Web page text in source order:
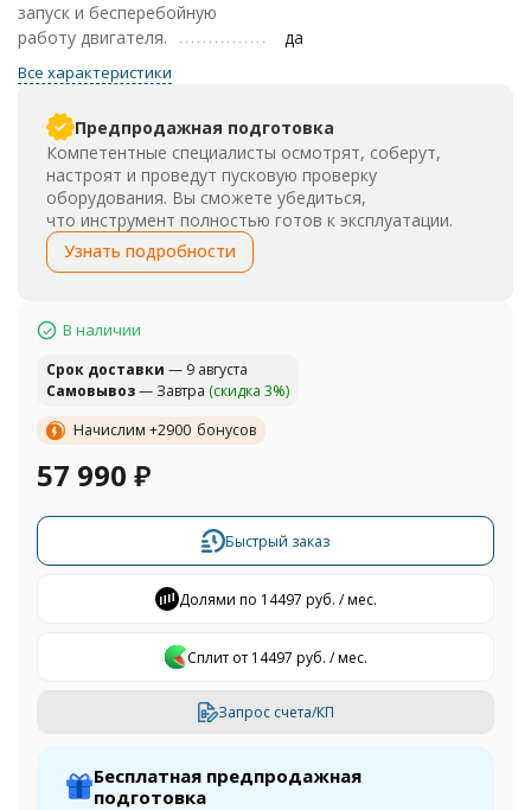
запуск и бесперебойную
работу двигателя.
да
Все характеристики
Предпродажная подготовка
Компетентные специалисты осмотрят, соберут,
настроят и проведут пусковую проверку
оборудования. Вы сможете убедиться,
что инструмент полностью готов к эксплуатации.
Узнать подробности
В наличии
Cрок доставки — 9 августа
Самовывоз— Завтра (скидка 3%)
Начислим +2900 бонусов
57 990 ₽
Быстрый заказ
Долями по 14497 руб. / мес.
Сплит от 14497 руб. / мес.
Запрос счета/КП
Бесплатная предпродажная
подготовка